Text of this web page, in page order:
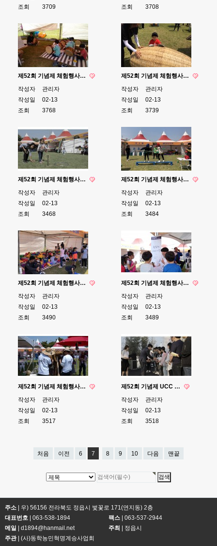
조회
3709
조회
3708
제52회 기념제 체험행사…
작성자
관리자
작성일
02-13
조회
3768
제52회 기념제 체험행사…
작성자
관리자
작성일
02-13
조회
3739
제52회 기념제 체험행사…
작성자
관리자
작성일
02-13
조회
3468
제52회 기념제 체험행사…
작성자
관리자
작성일
02-13
조회
3484
제52회 기념제 체험행사…
작성자
관리자
작성일
02-13
조회
3490
제52회 기념제 체험행사…
작성자
관리자
작성일
02-13
조회
3489
제52회 기념제 체험행사…
작성자
관리자
작성일
02-13
조회
3517
제52회 기념제 UCC …
작성자
관리자
작성일
02-13
조회
3518
처음 이전 6 7 8 9 10 다음 맨끝
주소 | 우) 56156 전라북도 정읍시 벛꽃로 171(연지동) 2층
대표번호
063-538-1894 팩스 | 063-537-2944
메일 | d1894@hanmail.net 주최
| 정읍시
주관| (사)동학농민혁명계승사업회